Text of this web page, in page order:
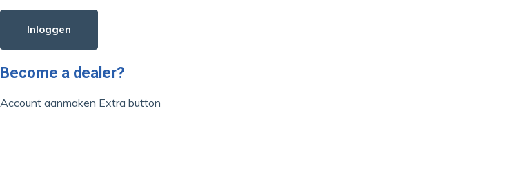
Inloggen
Become a dealer?
Account aanmaken Extra button